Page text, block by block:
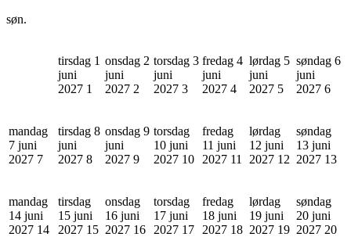
søn.
tirsdag 1
juni
2027 1
onsdag 2
juni
2027 2
torsdag 3
juni
2027 3
fredag 4
juni
2027 4
lørdag 5
juni
2027 5
søndag 6
juni
2027 6
mandag
7 juni
2027 7
tirsdag 8
juni
2027 8
onsdag 9
juni
2027 9
torsdag
10 juni
2027 10
fredag
11 juni
2027 11
lørdag
12 juni
2027 12
søndag
13 juni
2027 13
mandag
14 juni
2027 14
tirsdag
15 juni
2027 15
onsdag
16 juni
2027 16
torsdag
17 juni
2027 17
fredag
18 juni
2027 18
lørdag
19 juni
2027 19
søndag
20 juni
2027 20